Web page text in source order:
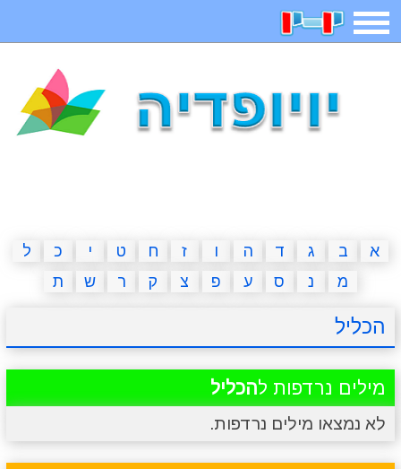
תפריט
איש תלוי מדריכים פוקימון גו מצא הבדלים
יצירה משחקי בנות אשליות חדשות
א ב ג ד ה ו ז ח ט י כ
ל
מ
נ ס ע פ צ ק ר ש ת
הכליל
מילים נרדפות להכליל
לא נמצאו מילים נרדפות.